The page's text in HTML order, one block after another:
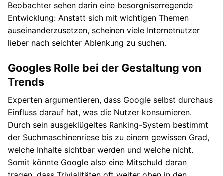
Beobachter sehen darin eine besorgniserregende
Entwicklung: Anstatt sich mit wichtigen Themen
auseinanderzusetzen, scheinen viele Internetnutzer
lieber nach seichter Ablenkung zu suchen.
Googles Rolle bei der Gestaltung von
Trends
Experten argumentieren, dass Google selbst durchaus
Einfluss darauf hat, was die Nutzer konsumieren.
Durch sein ausgeklügeltes Ranking-System bestimmt
der Suchmaschinenriese bis zu einem gewissen Grad,
welche Inhalte sichtbar werden und welche nicht.
Somit könnte Google also eine Mitschuld daran